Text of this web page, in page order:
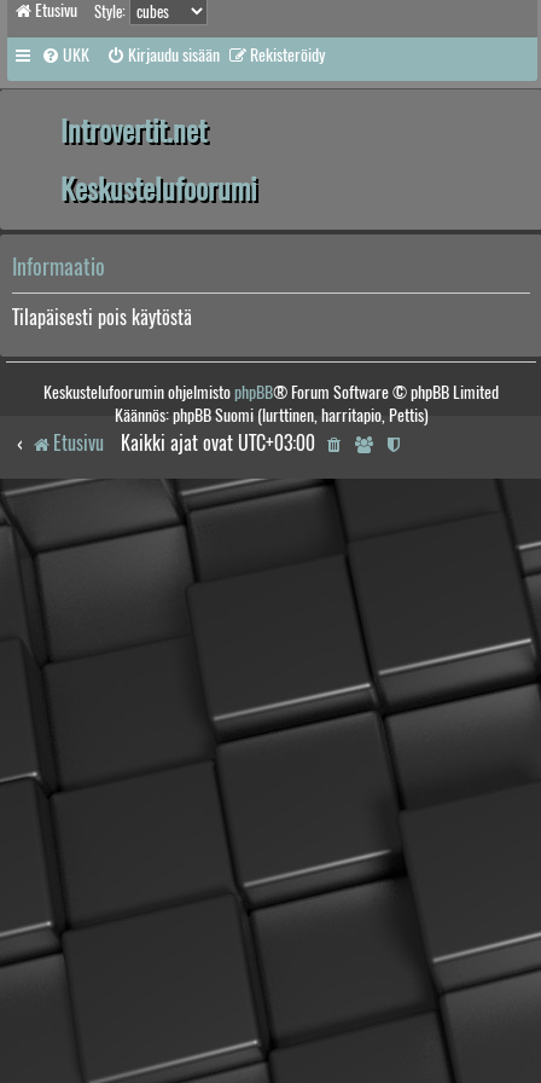
Etusivu Style:
UKK Kirjaudu sisään Rekisteröidy
Introvertit.net
Keskustelufoorumi
Informaatio
Tilapäisesti pois käytöstä
Keskustelufoorumin ohjelmistophpBB® Forum Software © phpBB Limited
Käännös: phpBB Suomi (lurttinen, harritapio, Pettis)
Etusivu Kaikki ajat ovat UTC+03:00